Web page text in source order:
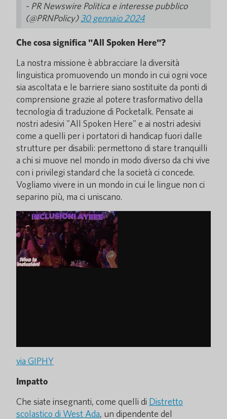
- PR Newswire Politica e interesse pubblico
(@PRNPolicy)30 gennaio 2024
Che cosa significa "All Spoken Here"?
La nostra missione è abbracciare la diversità
linguistica promuovendo un mondo in cui ogni voce
sia ascoltata e le barriere siano sostituite da ponti di
comprensione grazie al potere trasformativo della
tecnologia di traduzione di Pocketalk. Pensate ai
nostri adesivi "All Spoken Here" e ai nostri adesivi
come a quelli per i portatori di handicap fuori dalle
strutture per disabili: permettono di stare tranquilli
a chi si muove nel mondo in modo diverso da chi vive
con i privilegi standard che la società ci concede.
Vogliamo vivere in un mondo in cui le lingue non ci
separino più, ma ci uniscano.
via GIPHY
Impatto
Che siate insegnanti, come quelli di Distretto
scolastico di West Ada, un dipendente del